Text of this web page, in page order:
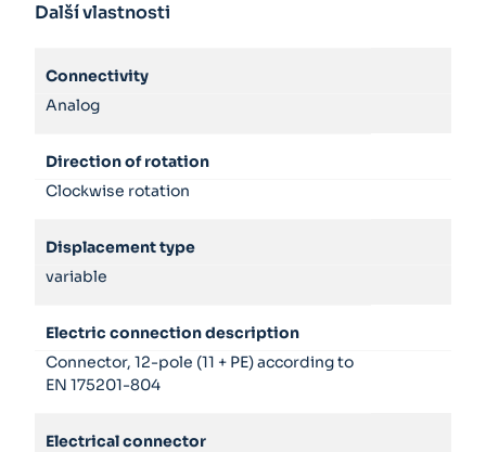
Další vlastnosti
Connectivity
Analog
Direction of rotation
Clockwise rotation
Displacement type
variable
Electric connection description
Connector, 12-pole (11 + PE) according to
EN 175201-804
Electrical connector